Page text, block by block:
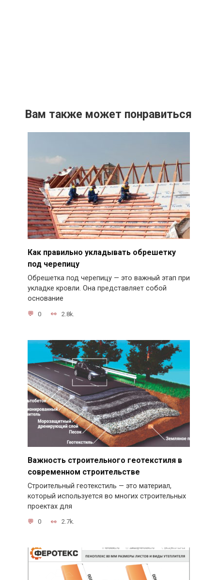
Вам также может понравиться
Как правильно укладывать обрешетку
под черепицу
Обрешетка под черепицу — это важный этап при
укладке кровли. Она представляет собой
основание
0 2.8k.
Важность строительного геотекстиля в
современном строительстве
Строительный геотекстиль — это материал,
который используется во многих строительных
проектах для
0 2.7k.